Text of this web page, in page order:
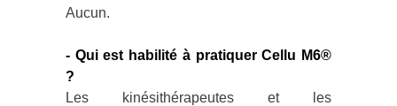
Aucun.
- Qui est habilité à pratiquer Cellu M6®
?
Les kinésithérapeutes et les